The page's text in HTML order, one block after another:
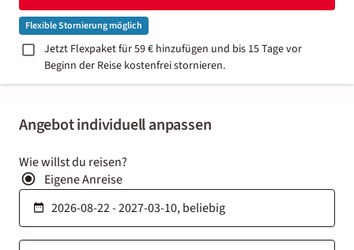
Angebot individuell anpassen
Wie willst du reisen?
Eigene Anreise
Flexible Stornierung möglich
Jetzt Flexpaket für 59 € hinzufügen und bis 15 Tage vor
Beginn der Reise kostenfrei stornieren.